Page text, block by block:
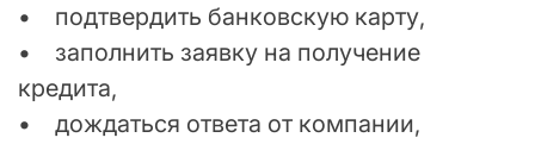
• подтвердить банковскую карту,
• заполнить заявку на получение
кредита,
• дождаться ответа от компании,